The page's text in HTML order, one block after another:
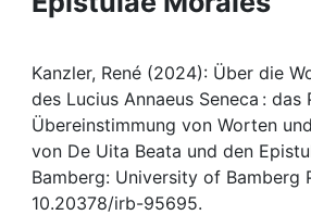
Help
Kanzler, René (2024): Über die
des Lucius Annaeus Seneca : das
Übereinstimmung von Worten
von De Uita Beata und den
Bamberg: University of Bamberg
10.20378/irb-95695.